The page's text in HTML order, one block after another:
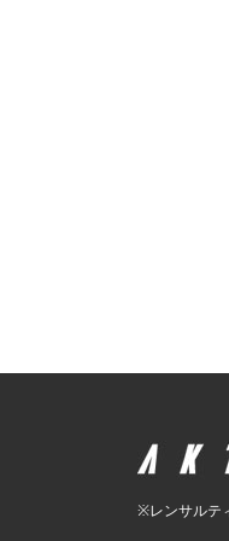
※レンサルテ